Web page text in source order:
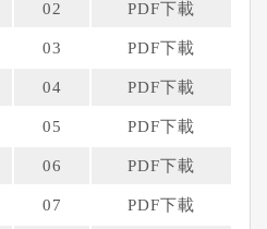
02 PDF下載
03 PDF下載
04 PDF下載
05 PDF下載
06 PDF下載
07 PDF下載